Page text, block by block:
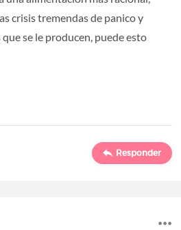
crisis tremendas de panico y
se le producen, puede esto
Responder